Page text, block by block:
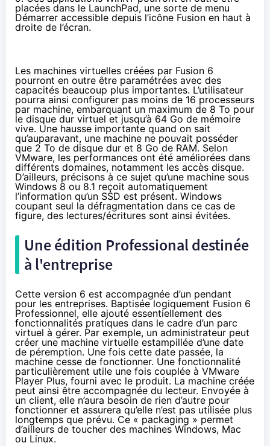
placées dans le LaunchPad, une sorte de menu
Démarrer accessible depuis l’icône Fusion en haut à
droite de l’écran.
Les machines virtuelles créées par Fusion 6
pourront en outre être paramétrées avec des
capacités beaucoup plus importantes. L’utilisateur
pourra ainsi configurer pas moins de 16 processeurs
par machine, embarquant un maximum de 8 To pour
le disque dur virtuel et jusqu’à 64 Go de mémoire
vive. Une hausse importante quand on sait
qu’auparavant, une machine ne pouvait posséder
que 2 To de disque dur et 8 Go de RAM. Selon
VMware, les performances ont été améliorées dans
différents domaines, notamment les accès disque.
D’ailleurs, précisons à ce sujet qu’une machine sous
Windows 8 ou 8.1 reçoit automatiquement
l’information qu’un SSD est présent. Windows
coupant seul la défragmentation dans ce cas de
figure, des lectures/écritures sont ainsi évitées.
Une édition Professional destinée
à l'entreprise
Cette version 6 est accompagnée d’un pendant
pour les entreprises. Baptisée logiquement Fusion 6
Professionnel, elle ajouté essentiellement des
fonctionnalités pratiques dans le cadre d’un parc
virtuel à gérer. Par exemple, un administrateur peut
créer une machine virtuelle estampillée d’une date
de péremption. Une fois cette date passée, la
machine cesse de fonctionner. Une fonctionnalité
particulièrement utile une fois couplée à VMware
Player Plus, fourni avec le produit. La machine créée
peut ainsi être accompagnée du lecteur. Envoyée à
un client, elle n’aura besoin de rien d’autre pour
fonctionner et assurera qu’elle n’est pas utilisée plus
longtemps que prévu. Ce « packaging » permet
d’ailleurs de toucher des machines Windows, Mac
ou Linux.